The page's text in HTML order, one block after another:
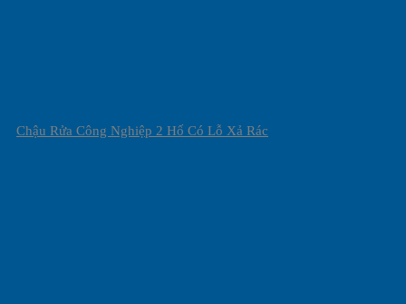
Chậu Rửa Công Nghiệp 2 Hố Có Lỗ Xả Rác